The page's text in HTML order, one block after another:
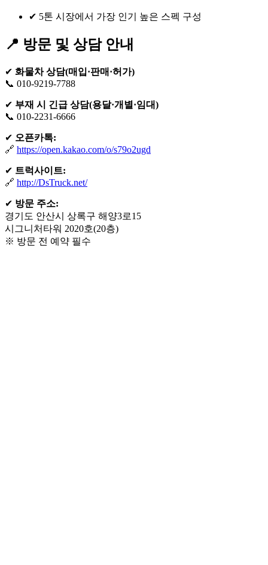
✔ 5톤 시장에서 가장 인기 높은 스펙 구성
📍 방문 및 상담 안내
✔ 화물차 상담(매입·판매·허가)
📞 010-9219-7788
✔ 부재 시 긴급 상담(용달·개별·임대)
📞 010-2231-6666
✔ 오픈카톡:
🔗 https://open.kakao.com/o/s79o2ugd
✔ 트럭사이트:
🔗 http://DsTruck.net/
✔ 방문 주소:
경기도 안산시 상록구 해양3로15
시그니처타워 2020호(20층)
※ 방문 전 예약 필수